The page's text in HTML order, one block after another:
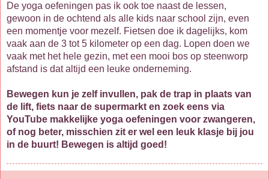
De yoga oefeningen pas ik ook toe naast de lessen,
gewoon in de ochtend als alle kids naar school zijn, even
een momentje voor mezelf. Fietsen doe ik dagelijks, kom
vaak aan de 3 tot 5 kilometer op een dag. Lopen doen we
vaak met het hele gezin, met een mooi bos op steenworp
afstand is dat altijd een leuke onderneming.
Bewegen kun je zelf invullen, pak de trap in plaats van
de lift, fiets naar de supermarkt en zoek eens via
YouTube makkelijke yoga oefeningen voor zwangeren,
of nog beter, misschien zit er wel een leuk klasje bij jou
in de buurt! Bewegen is altijd goed!